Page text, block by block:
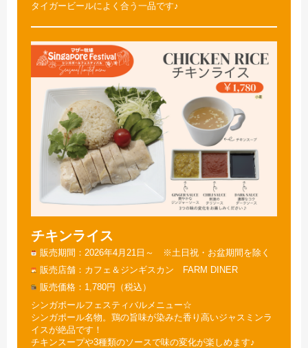
タイガービールによく合う一品です♪
チキンライス
販売期間
2026年4月21日～ ※土日祝・お盆期間を除く
販売店舗
カフェ＆ジンギスカン FARM DINER
販売価格
1,780円（税込）
シンガポールフェスティバルメニュー☆
シンガポール名物。鶏の旨味が染みた香り高いジャスミンラ
イスが絶品です！
チキンスープや3種類のソースで味の変化が楽しめます♪